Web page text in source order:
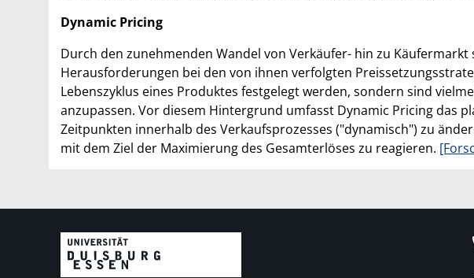
Dynamic Pricing
Durch den zunehmenden Wandel von Verkäufer- hin zu
Herausforderungen bei den von ihnen verfolgten
Lebenszyklus eines Produktes festgelegt werden, sondern sind
anzupassen. Vor diesem Hintergrund umfasst Dynamic Pricing das
Zeitpunkten innerhalb des Verkaufsprozesses ("dynamisch") zu
mit dem Ziel der Maximierung des Gesamterlöses zu reagieren.